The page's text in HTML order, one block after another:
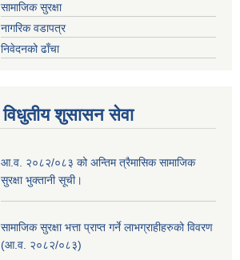
सामाजिक सुरक्षा
नागरिक वडापत्र
निवेदनको ढाँचा
विधुतीय शुसासन सेवा
आ.व. २०८२/०८३ को अन्तिम त्रैमासिक सामाजिक
सुरक्षा भुक्तानी सूची।
सामाजिक सुरक्षा भत्ता प्राप्त गर्ने लाभग्राहीहरुको विवरण
(आ.व. २०८२/०८३)